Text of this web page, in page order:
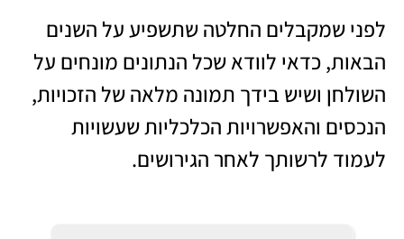
לפני שמקבלים החלטה שתשפיע על השנים
הבאות, כדאי לוודא שכל הנתונים מונחים על
השולחן ושיש בידך תמונה מלאה של הזכויות,
הנכסים והאפשרויות הכלכליות שעשויות
לעמוד לרשותך לאחר הגירושים.